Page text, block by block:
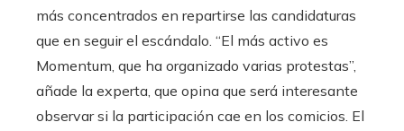
más concentrados en repartirse las candidaturas
que en seguir el escándalo. “El más activo es
Momentum, que ha organizado varias protestas”,
añade la experta, que opina que será interesante
observar si la participación cae en los comicios. El